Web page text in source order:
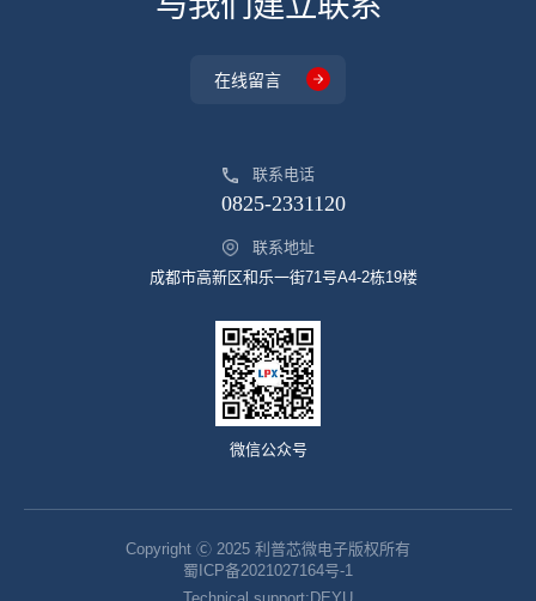
在线留言
联系电话
0825-2331120
联系地址
成都市高新区和乐一街71号A4-2栋19楼
微信公众号
Copyright Ⓒ 2025 利普芯微电子版权所有
蜀ICP备2021027164号-1